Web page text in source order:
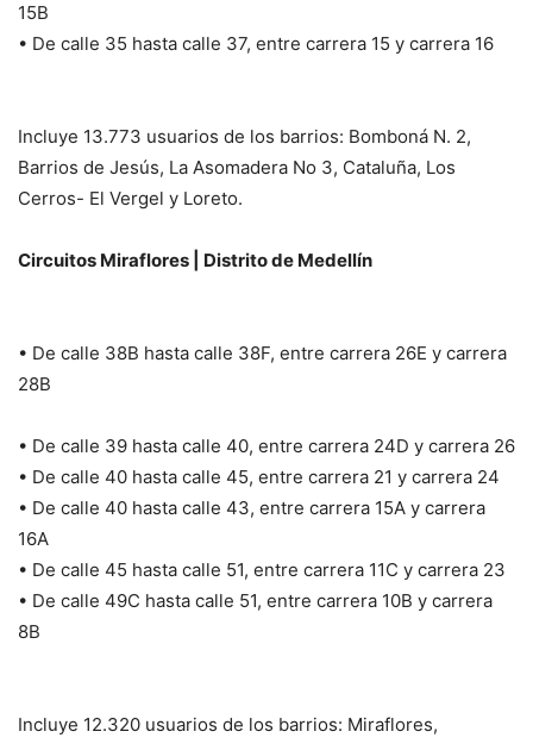
15B
• De calle 35 hasta calle 37, entre carrera 15 y carrera 16
Incluye 13.773 usuarios de los barrios: Bomboná N. 2,
Barrios de Jesús, La Asomadera No 3, Cataluña, Los
Cerros- El Vergel y Loreto.
Circuitos Miraflores | Distrito de Medellín
• De calle 38B hasta calle 38F, entre carrera 26E y carrera
28B
• De calle 39 hasta calle 40, entre carrera 24D y carrera 26
• De calle 40 hasta calle 45, entre carrera 21 y carrera 24
• De calle 40 hasta calle 43, entre carrera 15A y carrera
16A
• De calle 45 hasta calle 51, entre carrera 11C y carrera 23
• De calle 49C hasta calle 51, entre carrera 10B y carrera
8B
Incluye 12.320 usuarios de los barrios: Miraflores,